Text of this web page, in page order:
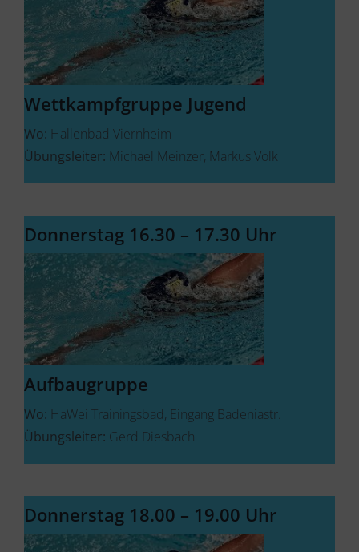
Wettkampfgruppe Jugend
Wo: Hallenbad Viernheim
Übungsleiter: Michael Meinzer, Markus Volk
Donnerstag 16.30 – 17.30 Uhr
Aufbaugruppe
Wo: HaWei Trainingsbad, Eingang Badeniastr.
Übungsleiter: Gerd Diesbach
Donnerstag 18.00 – 19.00 Uhr